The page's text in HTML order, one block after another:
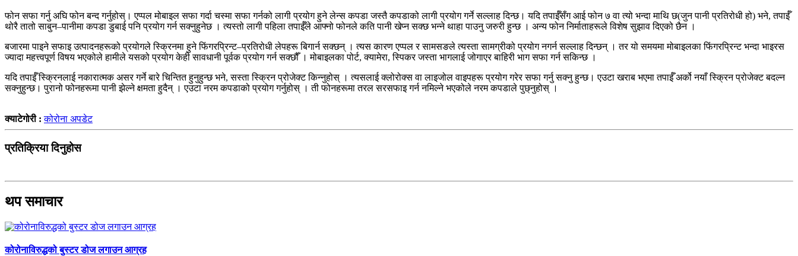
फोन सफा गर्नु अघि फोन बन्द गर्नुहोस्। एप्पल मोबाइल सफा गर्दा चस्मा सफा गर्नको लागी प्रयोग हुने लेन्स कपडा जस्तै कपडाको लागी प्रयोग गर्ने सल्लाह दिन्छ। यदि तपाईँसँग आई फोन ७ वा त्यो भन्दा माथि छ(जुन पानी प्रतिरोधी हो) भने, तपाईँ
थोरै तातो साबुन–पानीमा कपडा डुबाई पनि प्रयोग गर्न सक्नुहुनेछ । त्यस्तो लागी पहिला तपाईँले आफ्नो फोनले कति पानी खेप्न सक्छ भन्ने थाहा पाउनु जरुरी हुन्छ । अन्य फोन निर्माताहरूले विशेष सुझाव दिएको छैन ।
बजारमा पाइने सफाइ उत्पादनहरूको प्रयोगले स्क्रिनमा हुने फिंगरप्रिन्ट–प्रतिरोधी लेपहरू बिगार्न सक्छन् । त्यस कारण एप्पल र सामसङले त्यस्ता सामग्रीको प्रयोग नगर्न सल्लाह दिन्छन् । तर यो समयमा मोबाइलका फिंगरप्रिन्ट भन्दा भाइरस
ज्यादा महत्त्वपूर्ण विषय भएकोले हामीले यसको प्रयोग केही सावधानी पूर्वक प्रयोग गर्न सक्छौँ । मोबाइलका पोर्ट, क्यामेरा, स्पिकर जस्ता भागलाई जोगाएर बाहिरी भाग सफा गर्न सकिन्छ ।
यदि तपाईँ स्क्रिनलाई नकारात्मक असर गर्ने बारे चिन्तित हुनुहुन्छ भने, सस्ता स्क्रिन प्रोजेक्ट किन्नुहोस् । त्यसलाई क्लोरोक्स वा लाइजोल वाइपहरू प्रयोग गरेर सफा गर्नु सक्नु हुन्छ। एउटा खराब भएमा तपाईँ अर्को नयाँ स्क्रिन प्रोजेक्ट बदल्न
सक्नुहुन्छ। पुरानो फोनहरूमा पानी झेल्ने क्षमता हुदैन् । एउटा नरम कपडाको प्रयोग गर्नुहोस् । ती फोनहरूमा तरल सरसफाइ गर्न नमिल्ने भएकोले नरम कपडाले पुछ्नुहोस् ।
क्याटेगोरी :कोरोना अपडेट
प्रतिक्रिया दिनुहोस
थप समाचार
कोरोनाविरुद्धको बुस्टर डोज लगाउन आग्रह